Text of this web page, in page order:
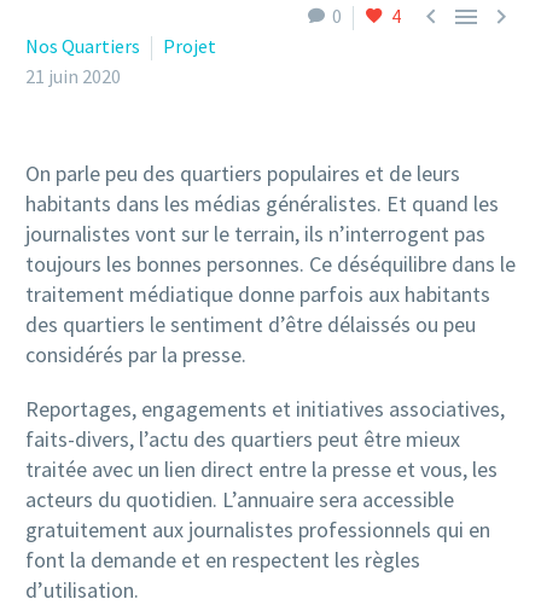
0 4   
Nos Quartiers
Projet
21 juin 2020
On parle peu des quartiers populaires et de leurs
habitants dans les médias généralistes. Et quand les
journalistes vont sur le terrain, ils n’interrogent pas
toujours les bonnes personnes. Ce déséquilibre dans le
traitement médiatique donne parfois aux habitants
des quartiers le sentiment d’être délaissés ou peu
considérés par la presse.
Reportages, engagements et initiatives associatives,
faits-divers, l’actu des quartiers peut être mieux
traitée avec un lien direct entre la presse et vous, les
acteurs du quotidien. L’annuaire sera accessible
gratuitement aux journalistes professionnels qui en
font la demande et en respectent les règles
d’utilisation.